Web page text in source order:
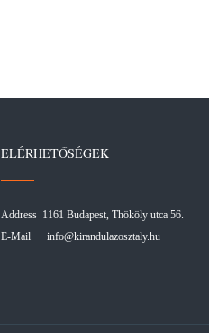
ELÉRHETŐSÉGEK
Address 1161 Budapest, Thököly utca 56.
E-Mail info@kirandulazosztaly.hu